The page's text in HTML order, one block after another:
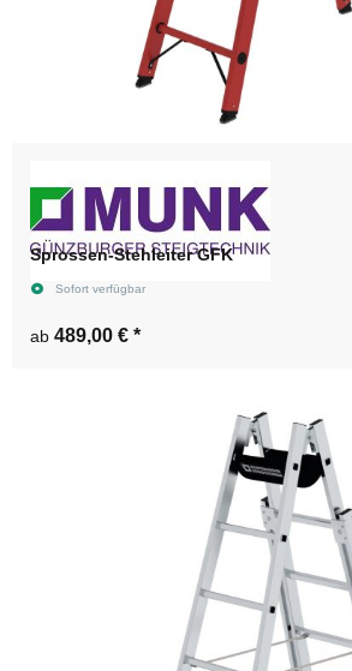
Sprossen-Stehleiter GFK
Sofort verfügbar
ab 489,00 € *